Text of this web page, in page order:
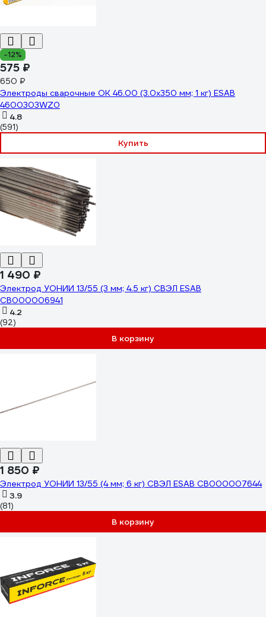
-12%
575 ₽
650 ₽
Электроды сварочные OK 46.00 (3.0х350 мм; 1 кг) ESAB
4600303WZ0
4.8
(591)
Купить
1 490 ₽
Электрод УОНИИ 13/55 (3 мм; 4.5 кг) СВЭЛ ESAB
СВ000006941
4.2
(92)
В корзину
1 850 ₽
Электрод УОНИИ 13/55 (4 мм; 6 кг) СВЭЛ ESAB СВ000007644
3.9
(81)
В корзину